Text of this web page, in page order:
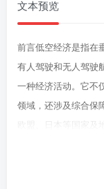
文本预览
前言低空经济是指在
有人驾驶和无人驾驶
一种经济活动。它不
领域，还涉及综合保
欧盟、日本等国家及